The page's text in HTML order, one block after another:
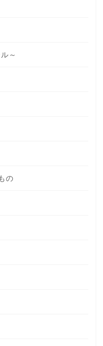
～
の